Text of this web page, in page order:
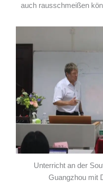
auch rausschmeißen
Unterricht an der
Guangzhou mit